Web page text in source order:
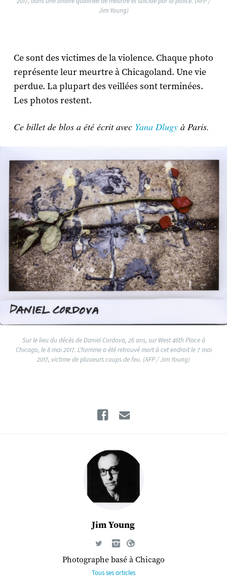
Jim Young)
Ce sont des victimes de la violence. Chaque photo
représente leur meurtre à Chicagoland. Une vie
perdue. La plupart des veillées sont terminées.
Les photos restent.
Ce billet de blos a été écrit avec Yana Dlugyà Paris.
Sur le lieu du décès de Daniel Cordova, 26 ans, sur West 46th Place à
Chicago, le 8 mai 2017. L'homme a été retrouvé mort à cet endroit le 7 mai
2017, victime de plusieurs coups de feu. (AFP / Jim Young)
Facebook
Jim Young
Photographe basé à Chicago
Tous ses articles